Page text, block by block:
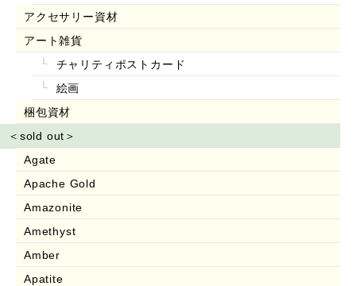
アクセサリー資材
アート雑貨
チャリティポストカード
絵画
梱包資材
＜sold out＞
Agate
Apache Gold
Amazonite
Amethyst
Amber
Apatite